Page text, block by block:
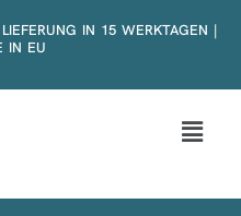
IN 15 WERKTAGEN |
IN EU
Menü